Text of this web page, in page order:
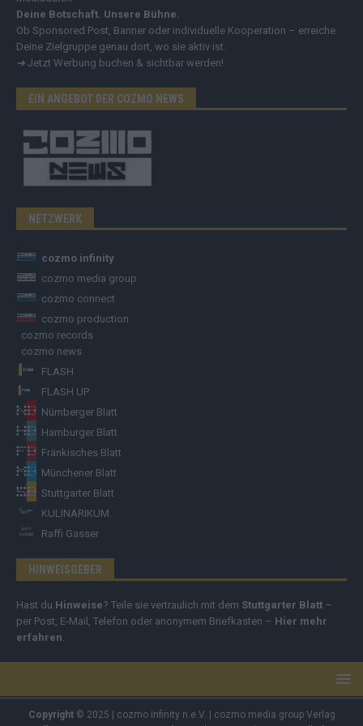
Deine Botschaft. Unsere Bühne.
Ob Sponsored Post, Banner oder individuelle Kooperation – erreiche
Deine Zielgruppe genau dort, wo sie aktiv ist.
➔ Jetzt Werbung buchen & sichtbar werden!
EIN ANGEBOT DER COZMO NEWS
NETZWERK
cozmo infinity
cozmo media group
cozmo connect
cozmo production
cozmo records
cozmo news
FLASH
FLASH UP
Nürnberger Blatt
Hamburger Blatt
Fränkisches Blatt
Münchener Blatt
Stuttgarter Blatt
KULINARIKUM.
Raffi Gasser
HINWEISGEBER
Hast du Hinweise? Teile sie vertraulich mit dem Stuttgarter Blatt –
per Post, E-Mail, Telefon oder anonymem Briefkasten – Hier mehr
erfahren
Copyright© 2025 | cozmo infinity n.e.V. | cozmo media group Verlag